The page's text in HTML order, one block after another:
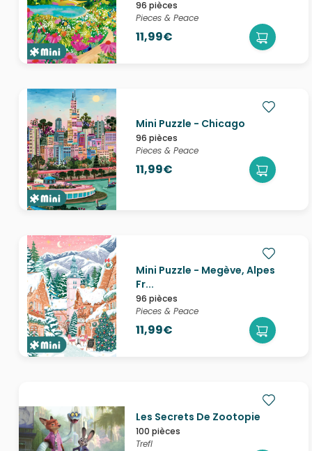
96 pièces
Pieces & Peace
11,99€
Mini Puzzle - Chicago
96 pièces
Pieces & Peace
11,99€
Mini Puzzle - Megève, Alpes
Fr...
96 pièces
Pieces & Peace
11,99€
Les Secrets De Zootopie
100 pièces
Trefl